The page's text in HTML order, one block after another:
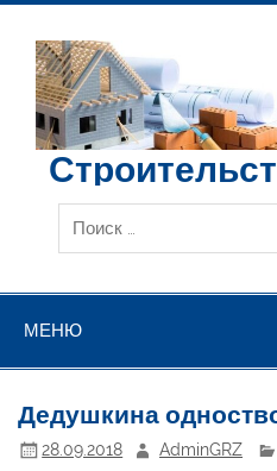
Перейти
содержимому
МЕНЮ
Дедушкина
28.09.2018 AdminGRZ